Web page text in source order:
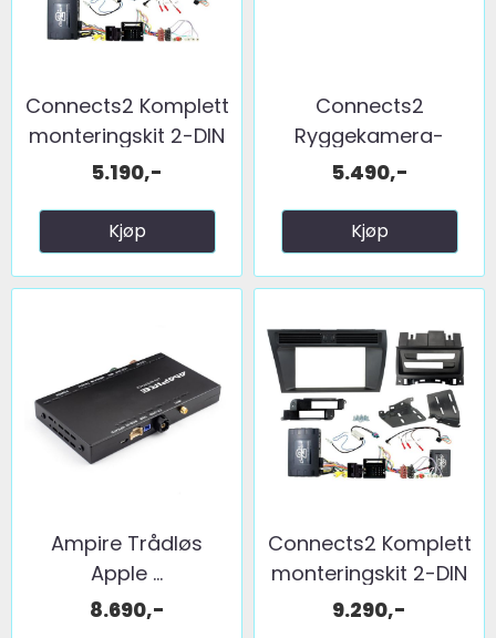
Connects2 Komplett
monteringskit 2-DIN
...
5.190,-
Kjøp
Connects2
Ryggekamera-
Adapter Audi ...
5.490,-
Kjøp
Ampire Trådløs
Apple ...
8.690,-
Connects2 Komplett
monteringskit 2-DIN
...
9.290,-